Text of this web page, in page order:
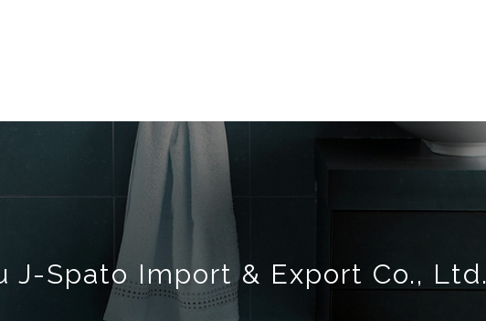
J-Spato Import & Export Co., Ltd.